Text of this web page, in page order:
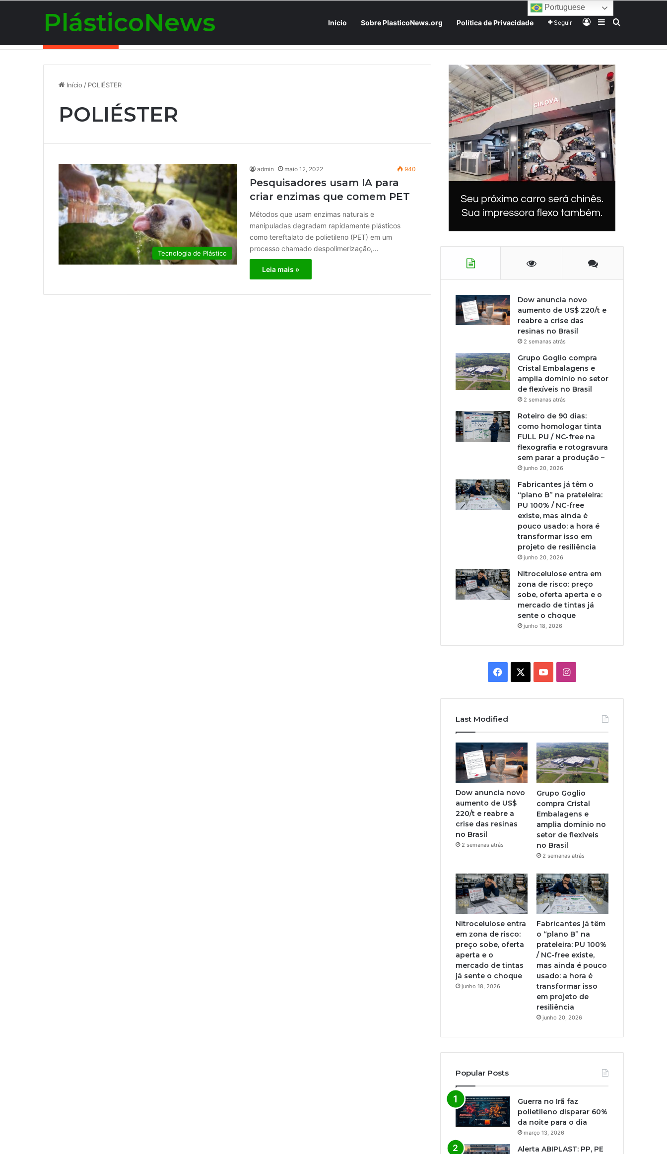
PlásticoNews Início Sobre PlasticoNews.org Política de Privacidade Seguir EntrarBarra Lateral
Procurar por
Início / POLIÉSTER
POLIÉSTER
Tecnologia de Plástico
admin maio 12, 2022 940
Pesquisadores usam IA para
criar enzimas que comem PET
Métodos que usam enzimas naturais e
manipuladas degradam rapidamente plásticos
como tereftalato de polietileno (PET) em um
processo chamado despolimerização,…
Leia mais »
Dow anuncia novo
aumento de US$ 220/t e
reabre a crise das
resinas no Brasil
2 semanas atrás
Grupo Goglio compra
Cristal Embalagens e
amplia domínio no setor
de flexíveis no Brasil
2 semanas atrás
Roteiro de 90 dias:
como homologar tinta
FULL PU / NC-free na
flexografia e rotogravura
sem parar a produção –
junho 20, 2026
Fabricantes já têm o
“plano B” na prateleira:
PU 100% / NC-free
existe, mas ainda é
pouco usado: a hora é
transformar isso em
projeto de resiliência
junho 20, 2026
Nitrocelulose entra em
zona de risco: preço
sobe, oferta aperta e o
mercado de tintas já
sente o choque
junho 18, 2026
Facebook YouTubeInstagram
Last Modified
Dow anuncia novo
aumento de US$
220/t e reabre a
crise das resinas
no Brasil
2 semanas atrás
Grupo Goglio
compra Cristal
Embalagens e
amplia domínio no
setor de flexíveis
no Brasil
2 semanas atrás
Nitrocelulose entra
em zona de risco:
preço sobe, oferta
aperta e o
mercado de tintas
já sente o choque
junho 18, 2026
Fabricantes já têm
o “plano B” na
prateleira: PU 100%
/ NC-free existe,
mas ainda é pouco
usado: a hora é
transformar isso
em projeto de
resiliência
junho 20, 2026
Popular Posts
Guerra no Irã faz
polietileno disparar 60%
da noite para o dia
março 13, 2026
Alerta ABIPLAST: PP, PE
Portuguese